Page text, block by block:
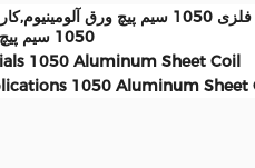
کپسول ورق آلومینیومی 1050,مواد فلزی 1050 سیم پیچ
1050 سیم پیچ ورق آلومینیوم
1050 Aluminum Sheet Coil
1050 Aluminum Sheet